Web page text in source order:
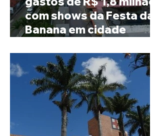
com shows da Festa da
Banana em cidade
4 mil habitantes